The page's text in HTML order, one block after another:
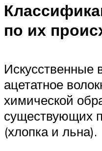
по их
Искусственные
ацетатное
химической
существующих
(хлопка и льна).